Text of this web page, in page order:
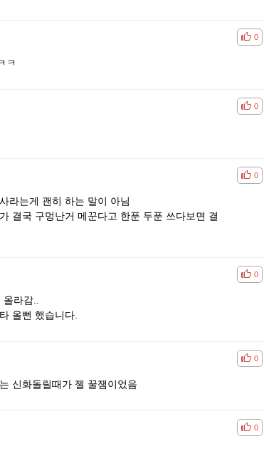
비공감
0
ㅋ
비공감
0
비공감
0
라는게 괜히 하는 말이 아님
결국 구멍난거 메꾼다고 한푼 두푼 쓰다보면 결
비공감
0
라감..
올뻔 했습니다.
비공감
0
신화돌릴때가 젤 꿀잼이었음
비공감
0